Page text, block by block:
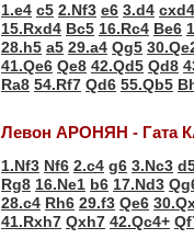
1.e4 c5 2.Nf3 e6 3.d4 cxd4
15.Rxd4 Bc5 16.Rc4 Be6
28.h5 a5 29.a4 Qg5
41.Qe6 Qe8 42.Qd5 Qd8
Ra8 54.Rf7 Qd6 55.Qb5
Левон АРОНЯН - Гата
1.Nf3 Nf6 2.c4 g6 3.Nc3
Rg8 16.Ne1 b6 17.Nd3
28.c4 Rh6 29.f3 Qe6
41.Rxh7 Qxh7 42.Qc4+